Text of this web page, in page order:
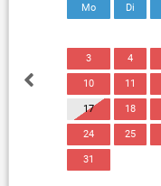
Mo Di
3 4
10 11
17 18
24 25
31